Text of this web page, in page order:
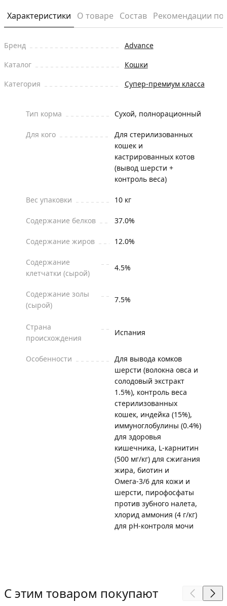
Характеристики О товаре Состав Рекомендации
Бренд
Advance
Каталог
Кошки
Категория
Супер-премиум класса
Тип корма Сухой, полнорационный
Для кого
Для стерилизованных
кошек и
кастрированных котов
(вывод шерсти +
контроль веса)
Вес упаковки 10 кг
Содержание белков 37.0%
Содержание жиров 12.0%
Содержание
клетчатки (сырой)
4.5%
Содержание золы
(сырой)
7.5%
Страна
происхождения
Испания
Особенности
Для вывода комков
шерсти (волокна овса и
солодовый экстракт
1.5%), контроль веса
стерилизованных
кошек, индейка (15%),
иммуноглобулины (0.4%)
для здоровья
кишечника, L-карнитин
(500 мг/кг) для сжигания
жира, биотин и
Омега-3/6 для кожи и
шерсти, пирофосфаты
против зубного налета,
хлорид аммония (4 г/кг)
для pH-контроля мочи
С этим товаром покупают